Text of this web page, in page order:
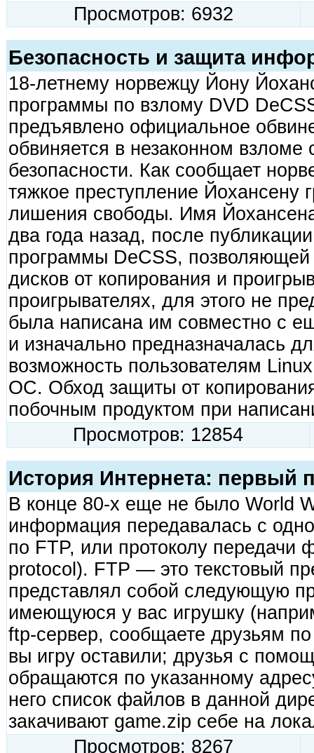
Просмотров: 6932
Безопасность и защита
18-летнему норвежцу Йону
программы по взлому DVD
предъявлено официальное
обвиняется в незаконном
безопасности. Как сообщает
тяжкое преступление Йохансену
лишения свободы. Имя
два года назад, после
программы DeCSS, позволяющей
дисков от копирования и
проигрывателях, для этого не
была написана им совместно с
и изначально предназначалась
возможность пользователям
ОС. Обход защиты от
побочным продуктом при
Просмотров: 12854
История Интернета: первый
В конце 80-х еще не было World
информация передавалась с
по FTP, или протоколу передачи
protocol). FTP — это текстовый
представлял собой следующую
имеющуюся у вас игрушку
ftp-сервер, сообщаете друзьям
вы игру оставили; друзья с
обращаются по указанному
него список файлов в данной
закачивают game.zip себе на
Просмотров: 8267